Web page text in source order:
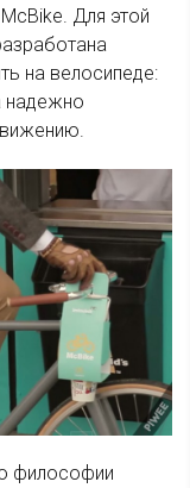
Для этой
на велосипеде:
надежно
философии